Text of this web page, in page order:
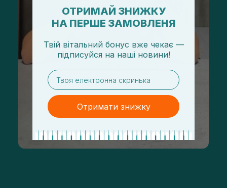
ОТРИМАЙ ЗНИЖКУ
НА ПЕРШЕ ЗАМОВЛЕНЯ
Твій вітальний бонус вже чекає —
підписуйся на наші новини!
email
Отримати знижку